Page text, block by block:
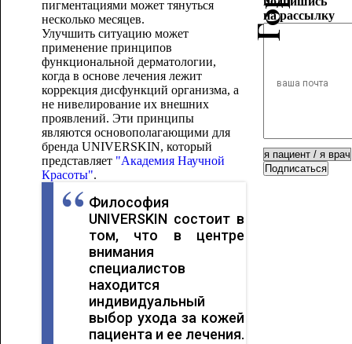
пигментациями может тянуться
несколько месяцев.
Улучшить ситуацию может
применение принципов
функциональной дерматологии,
когда в основе лечения лежит
коррекция дисфункций организма, а
не нивелирование их внешних
проявлений. Эти принципы
являются основополагающими для
бренда UNIVERSKIN, который
представляет "Академия Научной
Красоты".
Философия
UNIVERSKIN состоит в
том, что в центре
внимания
специалистов
находится
индивидуальный
выбор ухода за кожей
пациента и ее лечения.
на рассылку
Подписаться